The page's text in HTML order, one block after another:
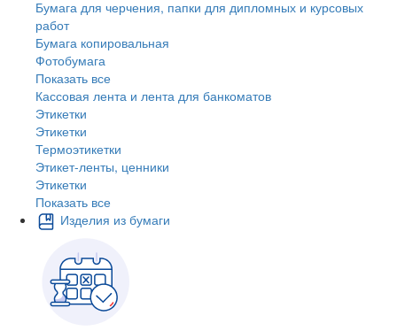
Бумага для черчения, папки для дипломных и курсовых
работ
Бумага копировальная
Фотобумага
Показать все
Кассовая лента и лента для банкоматов
Этикетки
Этикетки
Термоэтикетки
Этикет-ленты, ценники
Этикетки
Показать все
Изделия из бумаги